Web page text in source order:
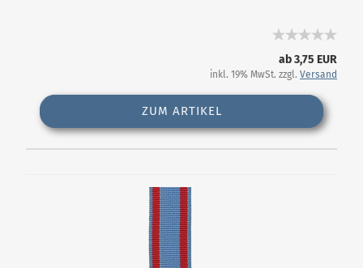
ab 3,75 EUR
inkl. 19% MwSt. zzgl. Versand
ZUM ARTIKEL